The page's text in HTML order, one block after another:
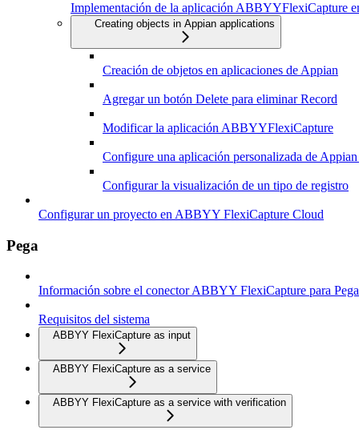
Implementación de la aplicación ABBYYFlexiCapture
Creating objects in Appian applications
Creación de objetos en aplicaciones de Appian
Agregar un botón Delete para eliminar Record
Modificar la aplicación ABBYYFlexiCapture
Configure una aplicación personalizada de
Configurar la visualización de un tipo de registro
Configurar un proyecto en ABBYY FlexiCapture Cloud
Pega
Información sobre el conector ABBYY FlexiCapture para Pega
Requisitos del sistema
ABBYY FlexiCapture as input
ABBYY FlexiCapture as a service
ABBYY FlexiCapture as a service with verification